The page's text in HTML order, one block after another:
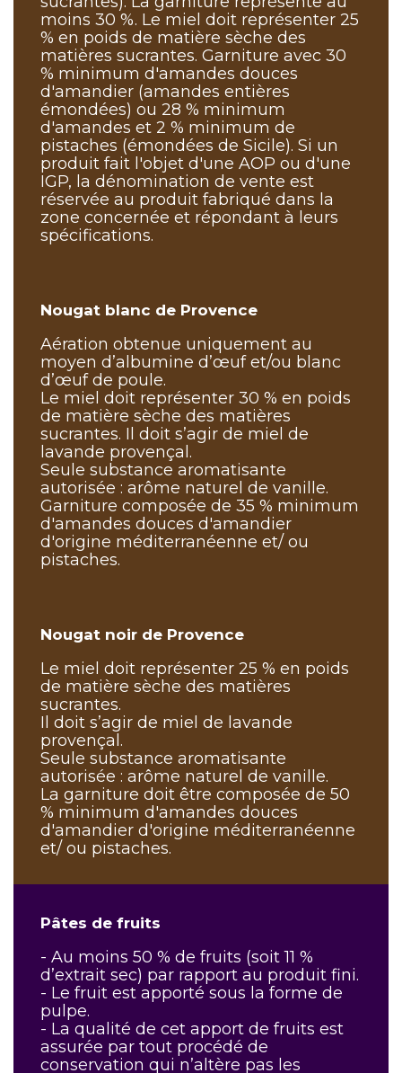
moins 30 %. Le miel doit représenter 25
% en poids de matière sèche des
matières sucrantes. Garniture avec 30
% minimum d'amandes douces
d'amandier (amandes entières
émondées) ou 28 % minimum
d'amandes et 2 % minimum de
pistaches (émondées de Sicile). Si un
produit fait l'objet d'une AOP ou d'une
IGP, la dénomination de vente est
réservée au produit fabriqué dans la
zone concernée et répondant à leurs
spécifications.
Nougat blanc de Provence
Aération obtenue uniquement au
moyen d’albumine d’œuf et/ou blanc
d’œuf de poule.
Le miel doit représenter 30 % en poids
de matière sèche des matières
sucrantes. Il doit s’agir de miel de
lavande provençal.
Seule substance aromatisante
autorisée : arôme naturel de vanille.
Garniture composée de 35 % minimum
d'amandes douces d'amandier
d'origine méditerranéenne et/ ou
pistaches.
Nougat noir de Provence
Le miel doit représenter 25 % en poids
de matière sèche des matières
sucrantes.
Il doit s’agir de miel de lavande
provençal.
Seule substance aromatisante
autorisée : arôme naturel de vanille.
La garniture doit être composée de 50
% minimum d'amandes douces
d'amandier d'origine méditerranéenne
et/ ou pistaches.
Pâtes de fruits
- Au moins 50 % de fruits (soit 11 %
d’extrait sec) par rapport au produit fini.
- Le fruit est apporté sous la forme de
pulpe.
- La qualité de cet apport de fruits est
assurée par tout procédé de
conservation qui n’altère pas les